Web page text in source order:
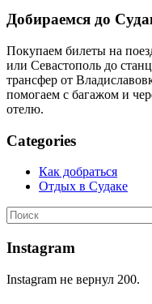
Добираемся до
Покупаем билеты на
или Севастополь до
трансфер от
помогаем с багажом и
отелю.
Categories
Как добраться
Отдых в Судаке
Искать:
Instagram
Instagram не вернул 200.